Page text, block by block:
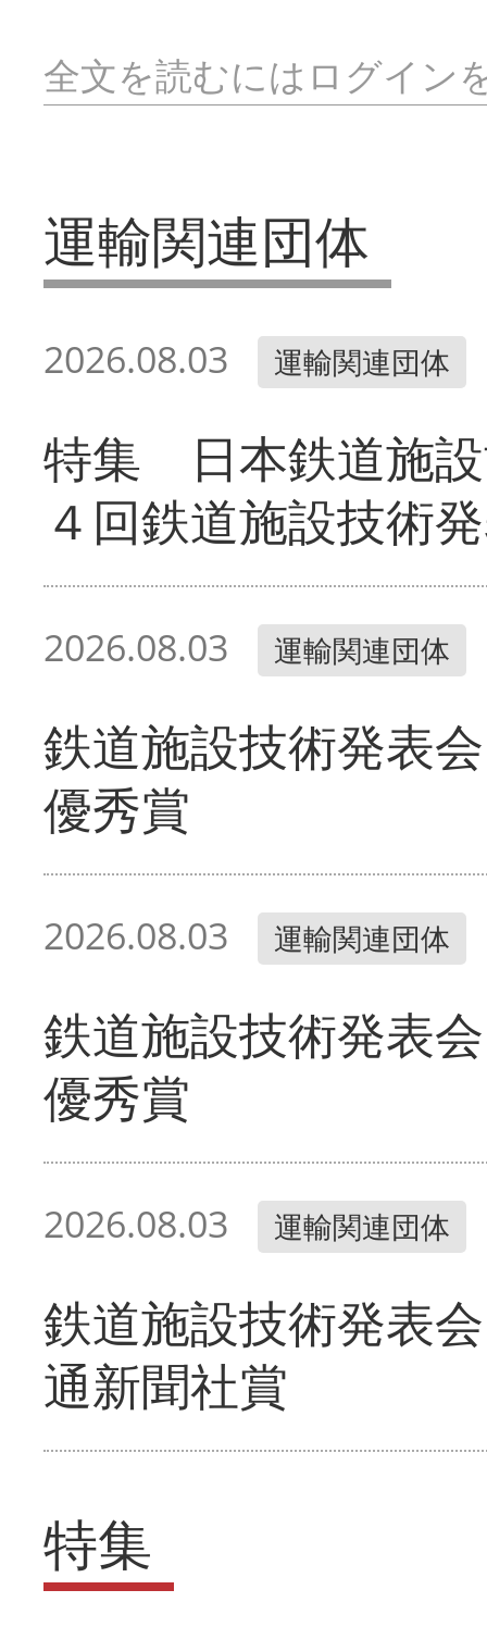
全文を読むにはログイン
運輸関連団体
2026.08.03 運輸関連団体
特集 日本鉄道施
４回鉄道施設技術
2026.08.03 運輸関連団体
鉄道施設技術発表
優秀賞
2026.08.03 運輸関連団体
鉄道施設技術発表
優秀賞
2026.08.03 運輸関連団体
鉄道施設技術発表
通新聞社賞
特集